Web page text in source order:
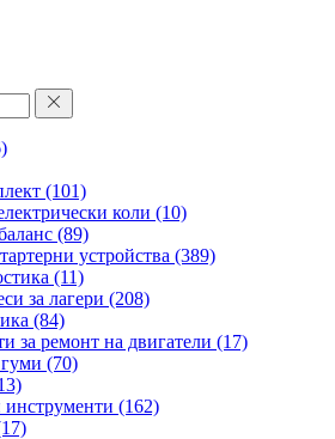
(101)
коли (10)
(89)
устройства (389)
(11)
за лагери (208)
(84)
за ремонт на двигатели (17)
(70)
(162)